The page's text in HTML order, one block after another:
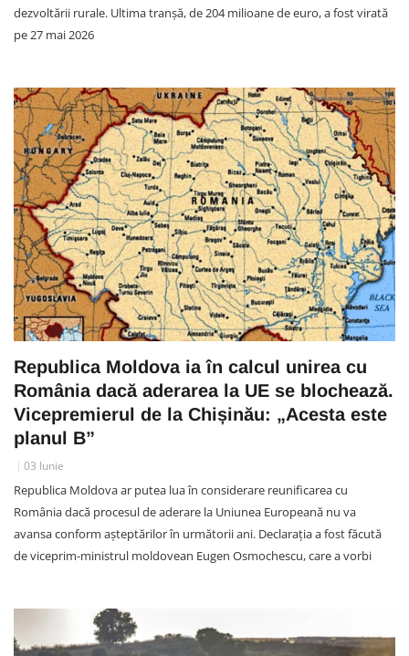
dezvoltării rurale. Ultima tranșă, de 204 milioane de euro, a fost virată
pe 27 mai 2026
Republica Moldova ia în calcul unirea cu
România dacă aderarea la UE se blochează.
Vicepremierul de la Chișinău: „Acesta este
planul B”
03 Iunie
Republica Moldova ar putea lua în considerare reunificarea cu
România dacă procesul de aderare la Uniunea Europeană nu va
avansa conform așteptărilor în următorii ani. Declarația a fost făcută
de viceprim-ministrul moldovean Eugen Osmochescu, care a vorbi